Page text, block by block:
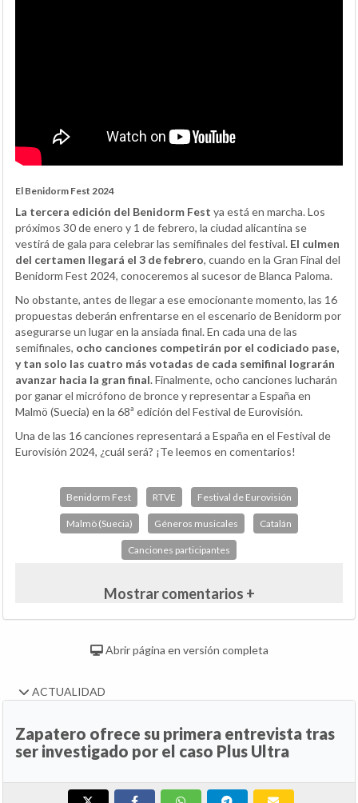
El Benidorm Fest 2024
La tercera edición del Benidorm Fest ya está en marcha. Los
próximos 30 de enero y 1 de febrero, la ciudad alicantina se
vestirá de gala para celebrar las semifinales del festival. El culmen
del certamen llegará el 3 de febrero, cuando en la Gran Final del
Benidorm Fest 2024, conoceremos al sucesor de Blanca Paloma.
No obstante, antes de llegar a ese emocionante momento, las 16
propuestas deberán enfrentarse en el escenario de Benidorm por
asegurarse un lugar en la ansiada final. En cada una de las
semifinales, ocho canciones competirán por el codiciado pase,
y tan solo las cuatro más votadas de cada semifinal lograrán
avanzar hacia la gran final. Finalmente, ocho canciones lucharán
por ganar el micrófono de bronce y representar a España en
Malmö (Suecia) en la 68ª edición del Festival de Eurovisión.
Una de las 16 canciones representará a España en el Festival de
Eurovisión 2024, ¿cuál será? ¡Te leemos en comentarios!
Benidorm Fest RTVE Festival de Eurovisión
Malmö (Suecia) Géneros musicales Catalán
Canciones participantes
Mostrar comentarios +
Abrir página en versión completa
ACTUALIDAD
Zapatero ofrece su primera entrevista tras
ser investigado por el caso Plus Ultra